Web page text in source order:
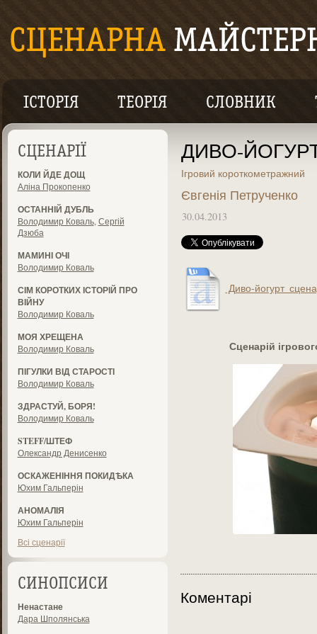
ІСТОРІЯ ТЕОРІЯ СЛОВНИК
СЦЕНАРІЇ
КОЛИ ЙДЕ ДОЩ
Аліна Прокопенко
ОСТАННІЙ ДУБЛЬ
Володимир Коваль, Сергій
Дзюба
МАМИНІ ОЧІ
Володимир Коваль
СІМ КОРОТКИХ ІСТОРІЙ ПРО
ВІЙНУ
Володимир Коваль
МОЯ ХРЕЩЕНА
Володимир Коваль
ПІГУЛКИ ВІД СТАРОСТІ
Володимир Коваль
ЗДРАСТУЙ, БОРЯ!
Володимир Коваль
STEFF/ШТЕФ
Олександр Денисенко
ОСКАЖЕНІННЯ ПОКИДѢКА
Юхим Гальперін
АНОМАЛІЯ
Юхим Гальперін
Всі сценарії
СИНОПСИСИ
Ненастане
Дара Шполянська
ДИВО-
Ігровий короткометражний
Євгенія Петрученко
30.04.2013
Диво-
Сценарій
Коментарі